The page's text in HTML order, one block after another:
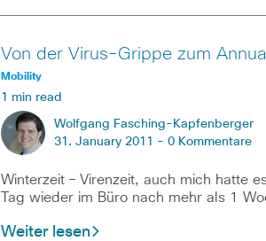
Von der Virus-Grippe zum
Mobility
1 min read
Wolfgang Fasching-Kapfenberger
31. January 2011 - 0 Kommentare
Winterzeit – Virenzeit, auch mich hatte
Tag wieder im Büro nach mehr als 1
Weiter lesen